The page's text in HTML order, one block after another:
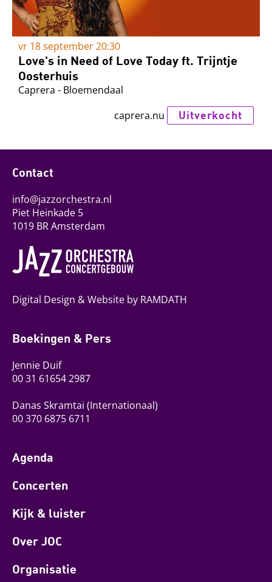
vr 18 september20:30
Love's in Need of Love Today ft. Trijntje
Oosterhuis
Caprera - Bloemendaal
caprera.nu
Uitverkocht
Contact
info@jazzorchestra.nl
Piet Heinkade 5
1019 BR Amsterdam
Digital Design & Website by RAMDATH
Boekingen & Pers
Jennie Duif
00 31 61654 2987
Danas Skramtai (Internationaal)
00 370 6875 6711
Agenda
Concerten
Kijk & luister
Over JOC
Organisatie